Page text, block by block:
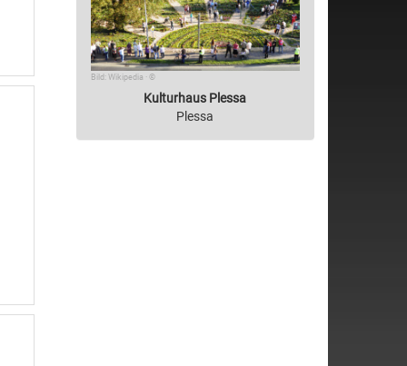
Bild: Wikipedia · ©
Kulturhaus Plessa
Plessa